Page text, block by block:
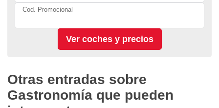
Cod. Promocional
Otras entradas sobre
Gastronomía que pueden